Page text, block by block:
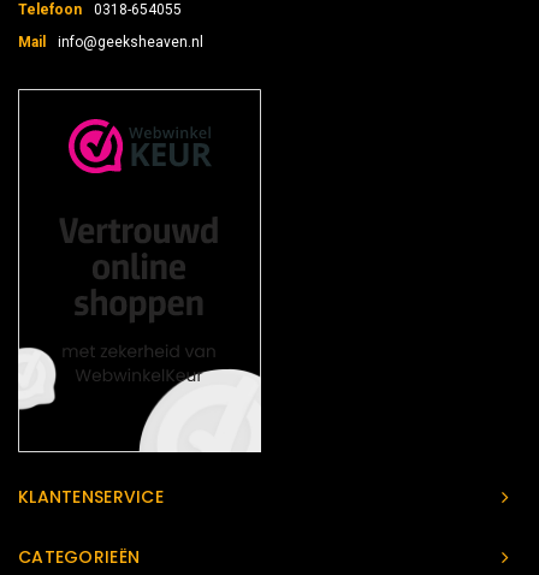
Telefoon
0318-654055
Mail
info@geeksheaven.nl
KLANTENSERVICE
CATEGORIEËN